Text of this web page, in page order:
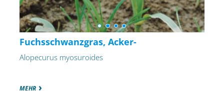
Fuchsschwanzgras, Acker-
Alopecurus myosuroides
MEHR